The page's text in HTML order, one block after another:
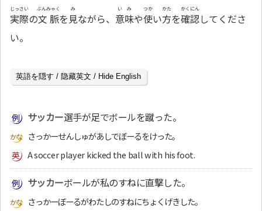
実際
じっさい
の文脈
ぶんみゃく
を見
み
ながら、 意味
いみ
や使
つか
い方
かた
を確認
かくにん
してくださ
い。
英語を隠す / 隐藏英文 / Hide English
サッカー選手が足でボールを蹴った。
さっかーせんしゅがあしでぼーるをけった。
A soccer player kicked the ball with his foot.
サッカーボールが私のすねに直撃した。
さっかーぼーるがわたしのすねにちょくげきした。